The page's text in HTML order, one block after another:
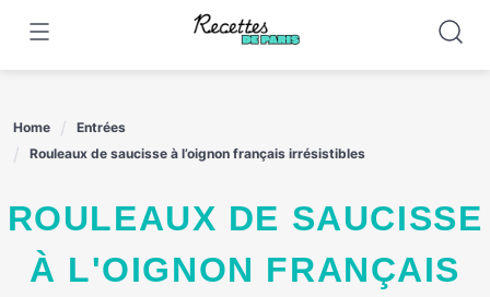
content
Home
Entrées
Rouleaux de saucisse à l’oignon français irrésistibles
ROULEAUX DE SAUCISSE
À L'OIGNON FRANÇAIS